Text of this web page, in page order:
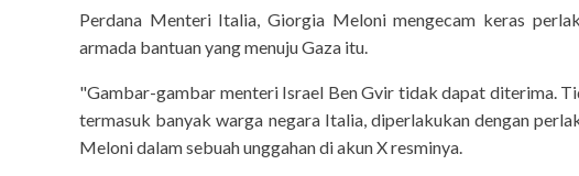
Perdana Menteri Italia, Giorgia Meloni mengecam keras
armada bantuan yang menuju Gaza itu.
"Gambar-gambar menteri Israel Ben Gvir tidak dapat diterima.
termasuk banyak warga negara Italia, diperlakukan dengan
Meloni dalam sebuah unggahan di akun X resminya.